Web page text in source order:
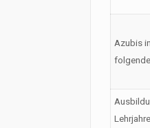
Azubis